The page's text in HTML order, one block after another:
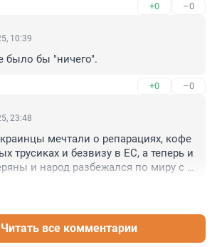
+0 –0
10:39
было бы "ничего".
+0 –0
23:48
мечтали о репарациях, кофе
трусиках и безвизу в ЕС, а теперь и
и народ разбежался по миру с
Читать все комментарии